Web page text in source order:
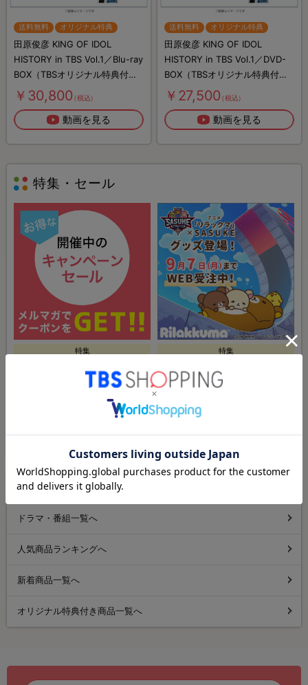
送料無料 オリジナル特典
田原俊彦 KING OF IDOL
HISTORY in TBS Vol.1／Blu-ray
BOX（TBSオリジナル特典付
き・送料無料・5枚組）
￥30,800（税込）
動画を見る
送料無料 オリジナル特典
田原俊彦 KING OF IDOL
HISTORY in TBS Vol.1／DVD-
BOX（TBSオリジナル特典付
き・送料無料・5枚組）
￥27,500（税込）
動画を見る
特集・セール
特集
ル／メルマガ購読でお得なクーポ
ンをGET！
特集
ドラマ・番組グッズ＆DVDページへ
ドラマ・番組一覧へ
人気商品ランキングへ
新着商品一覧へ
オリジナル特典付き商品一覧へ